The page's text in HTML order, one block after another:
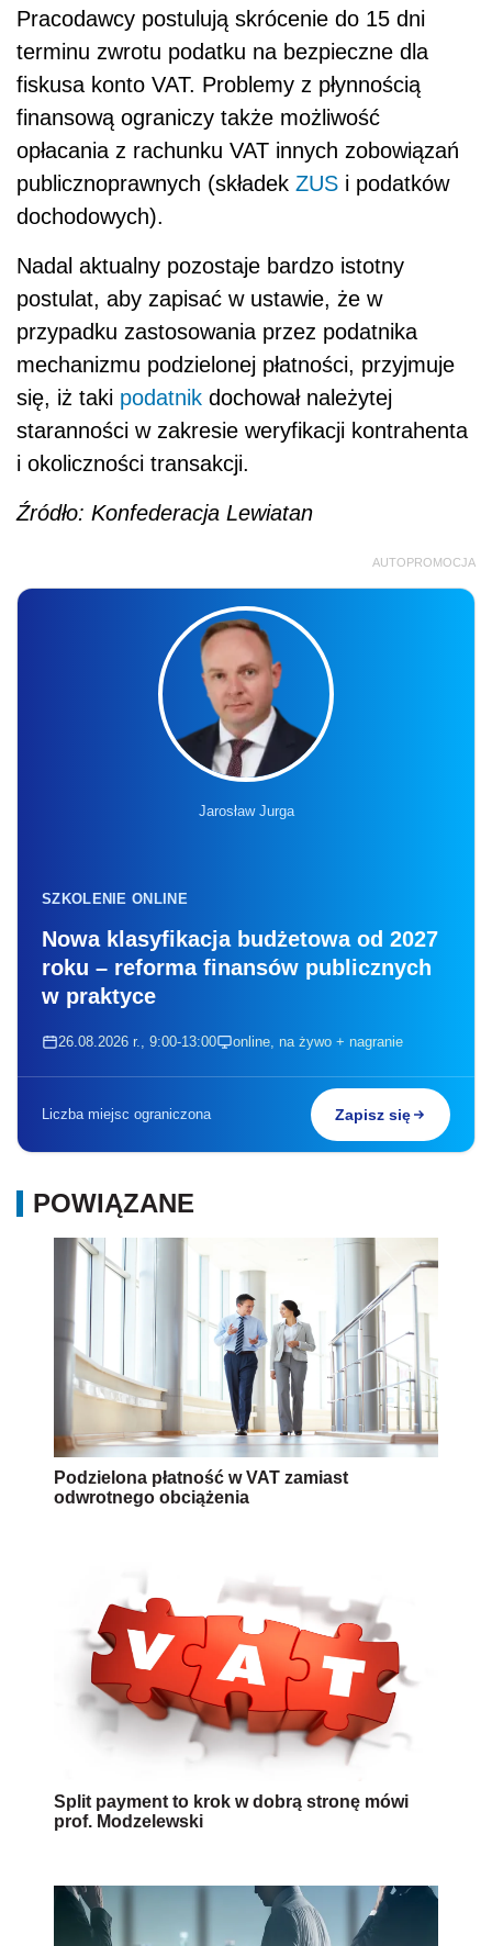
Pracodawcy postulują skrócenie do 15 dni
terminu zwrotu podatku na bezpieczne dla
fiskusa konto VAT. Problemy z płynnością
finansową ograniczy także możliwość
opłacania z rachunku VAT innych zobowiązań
publicznoprawnych (składek ZUS i podatków
dochodowych).
Nadal aktualny pozostaje bardzo istotny
postulat, aby zapisać w ustawie, że w
przypadku zastosowania przez podatnika
mechanizmu podzielonej płatności, przyjmuje
się, iż taki podatnik dochował należytej
staranności w zakresie weryfikacji kontrahenta
i okoliczności transakcji.
Źródło: Konfederacja Lewiatan
AUTOPROMOCJA
Jarosław Jurga
SZKOLENIE ONLINE
Nowa klasyfikacja budżetowa od 2027
roku – reforma finansów publicznych
w praktyce
26.08.2026 r., 9:00-13:00 online, na żywo + nagranie
Liczba miejsc ograniczona Zapisz się
POWIĄZANE
Podzielona płatność w VAT zamiast
odwrotnego obciążenia
Split payment to krok w dobrą stronę mówi
prof. Modzelewski